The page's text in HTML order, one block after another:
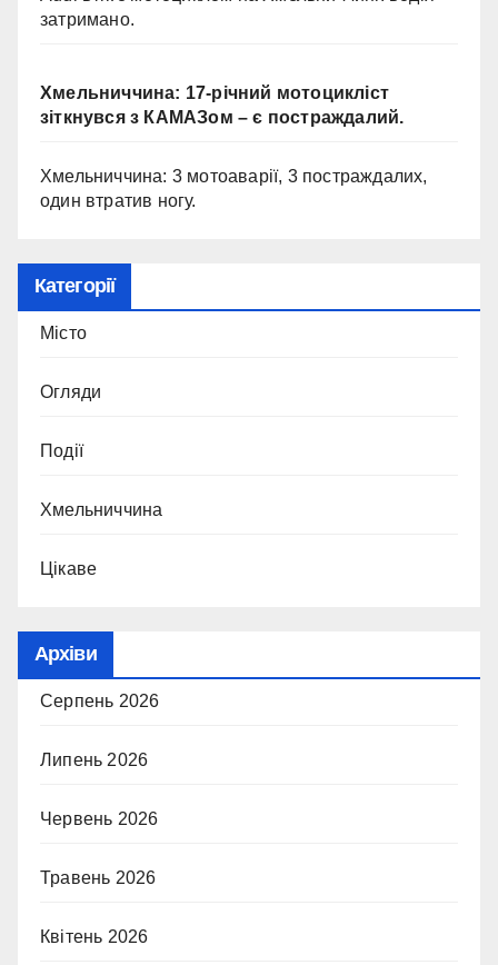
затримано.
Хмельниччина: 17-річний мотоцикліст
зіткнувся з КАМАЗом – є постраждалий.
Хмельниччина: 3 мотоаварії, 3 постраждалих,
один втратив ногу.
Категорії
Місто
Огляди
Події
Хмельниччина
Цікаве
Архіви
Серпень 2026
Липень 2026
Червень 2026
Травень 2026
Квітень 2026